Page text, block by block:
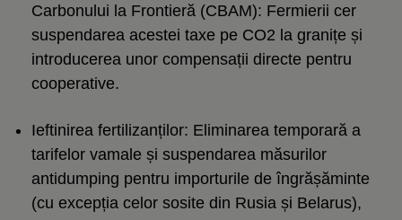
Carbonului la Frontieră (CBAM): Fermierii cer
suspendarea acestei taxe pe CO2 la granițe și
introducerea unor compensații directe pentru
cooperative.
Ieftinirea fertilizanților: Eliminarea temporară a
tarifelor vamale și suspendarea măsurilor
antidumping pentru importurile de îngrășăminte
(cu excepția celor sosite din Rusia și Belarus),